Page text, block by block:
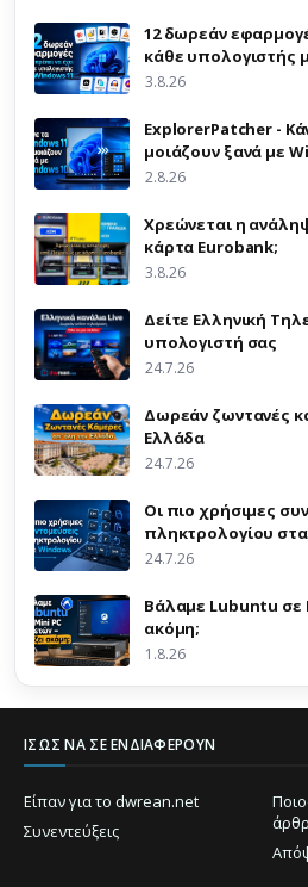
12 δωρεάν
κάθε υπολογιστής
3.8.26
ExplorerPatcher -
μοιάζουν ξανά με
2.8.26
Χρεώνεται η
κάρτα Eurobank;
3.8.26
Δείτε Ελληνική
υπολογιστή σας
24.7.26
Δωρεάν ζωντανές
Ελλάδα
24.7.26
Οι πιο χρήσιμες
πληκτρολογίου
24.7.26
Βάλαμε Lubuntu σε
ακόμη;
1.8.26
ΊΣΩΣ ΝΑ ΣΕ ΕΝΔΙΑΦΈΡΟΥΝ
Είπαν για το dwrean.net
Συνεντεύξεις